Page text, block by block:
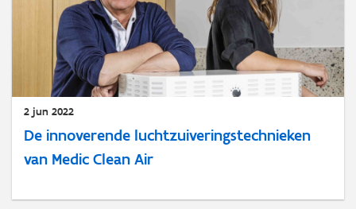
2 jun 2022
De innoverende luchtzuiveringstechnieken
van Medic Clean Air